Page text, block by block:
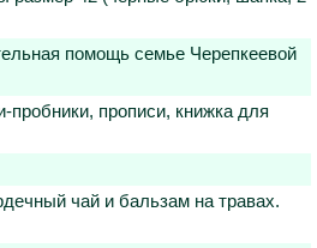
помощь семье Черепкеевой
пробники, прописи, книжка для
чай и бальзам на травах.